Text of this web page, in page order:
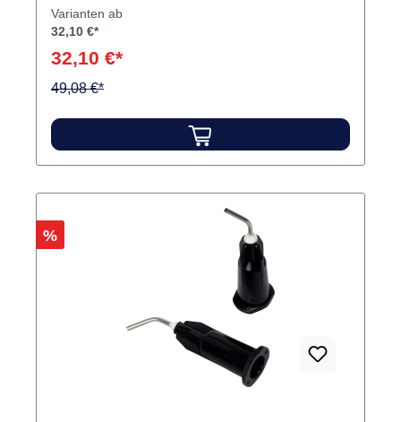
Varianten ab
32,10 €*
32,10 €*
49,08 €*
Rabatt
%